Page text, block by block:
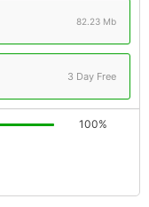
82.23 Mb
3 Day Free
100%